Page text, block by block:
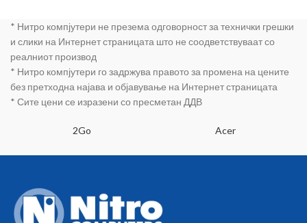
за поврзување со апликации
Zwift - Fitshow - Kinomap - DC
корисник 120кг - ЛЦД Дисплеј
кој покажува брзина -
дистанца - време - калории и
Големина на уред
Површина за трчање
* Нитро компјутери не презема одговорност за технички грешки
и слики на Интернет страницата што не соодветствуваат со
реалниот производ
* Нитро компјутери го задржува правото за промена на цените
без претходна најава и објавување на Интернет страницата
* Сите цени се изразени со пресметан ДДВ
2Go Acer